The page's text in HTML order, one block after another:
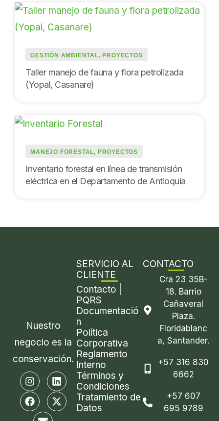
Taller manejo de fauna y flora petrolizada
(Yopal, Casanare)
GESTIÓN AMBIENTAL, PROYECTOS
Inventario forestal en línea de transmisión
eléctrica en el Departamento de Antioquia
MANEJO FORESTAL, PROYECTOS
Nuestro
negocio es la
conservación.
I
n
s
t
a
L
i
n
k
e
F
a
c
e
b
X
-
t
w
i
E
n
v
e
l
SERVICIO AL
CLIENTE
Contacto |
PQRS
Documentació
n
Política
Corporativa
Reglamento
Interno
Términos y
Condiciones
Tratamiento de
Datos
CONTACTO
Cra 23 35B-
18. Barrio
Cañaveral
Plaza.
Floridablanc
a, Santander.
+57 316 830
6662
+57 607
695 9789